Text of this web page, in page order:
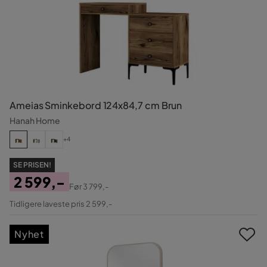
Ameias Sminkebord 124x84,7 cm Brun
Hanah Home
+4
SE PRISEN!
Pris
2 599,-
Original
Før3 799,-
Tidligere laveste pris 2 599,-
Nyhet